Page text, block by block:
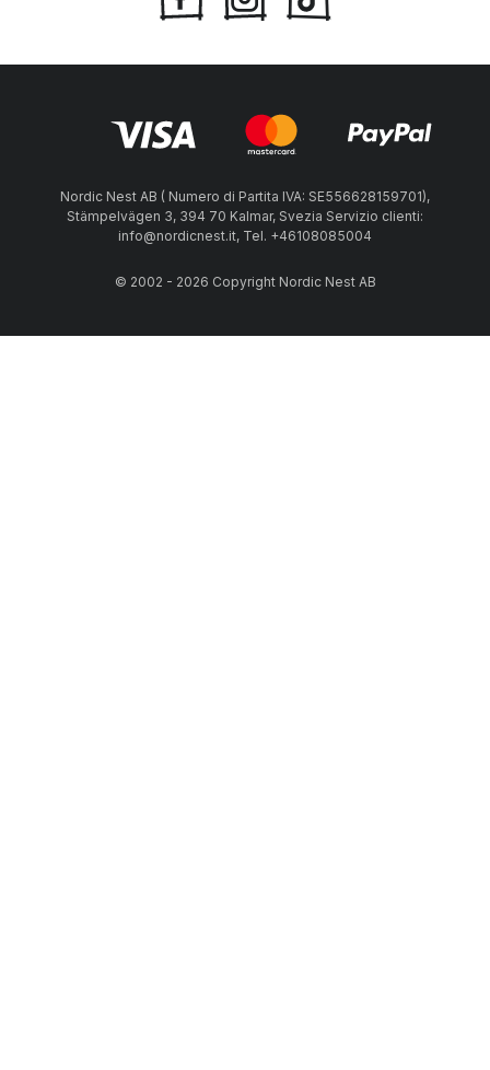
Nordic Nest AB ( Numero di Partita IVA: SE556628159701),
Stämpelvägen 3, 394 70 Kalmar, Svezia Servizio clienti:
info@nordicnest.it, Tel. +46108085004
© 2002 - 2026 Copyright Nordic Nest AB